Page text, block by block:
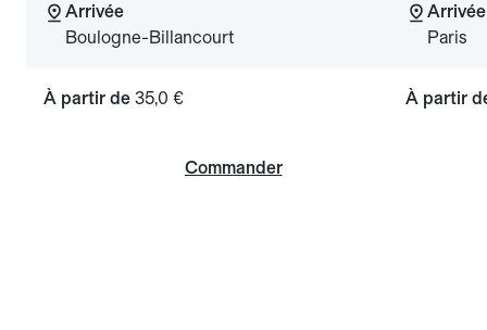
Arrivée
Boulogne-Billancourt
À partir de 35,0 €
Commander
Arrivée
Paris
À partir